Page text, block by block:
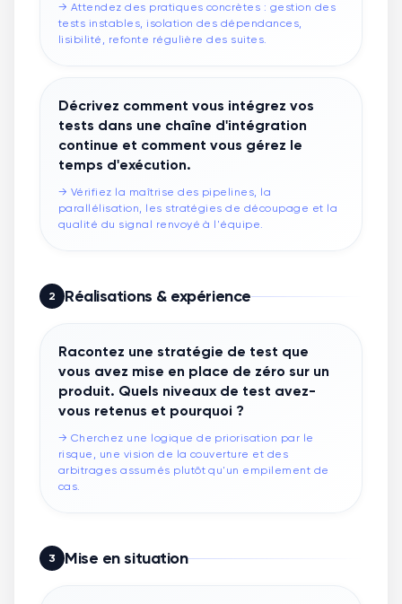
→ Attendez des pratiques concrètes : gestion des
tests instables, isolation des dépendances,
lisibilité, refonte régulière des suites.
Décrivez comment vous intégrez vos
tests dans une chaîne d'intégration
continue et comment vous gérez le
temps d'exécution.
→ Vérifiez la maîtrise des pipelines, la
parallélisation, les stratégies de découpage et la
qualité du signal renvoyé à l'équipe.
2 Réalisations & expérience
Racontez une stratégie de test que
vous avez mise en place de zéro sur un
produit. Quels niveaux de test avez-
vous retenus et pourquoi ?
→ Cherchez une logique de priorisation par le
risque, une vision de la couverture et des
arbitrages assumés plutôt qu'un empilement de
cas.
3 Mise en situation